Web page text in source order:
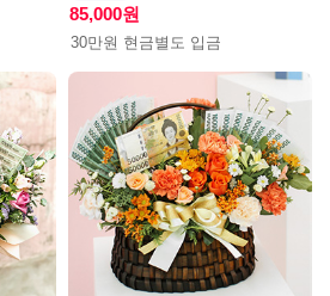
85,000원
30만원 현금별도 입금